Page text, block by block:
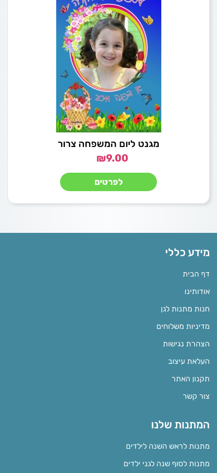
מגנט ליום המשפחה צרור
₪9.00
לפרטים
מידע כללי
דף הבית
אודותינו
חנות מתנות לגן
מדיניות משלוחים
הצהרת נגישות
העלאת עיצוב
תקנון האתר
צור קשר
המתנות שלנו
מתנות לראש השנה לילדים
מתנות לסוף שנה לגני ילדים